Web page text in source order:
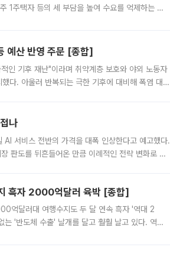
1주택자 등의 세 부담을 높여 수요를 억제하는 카
예산 반영 주문 [종합]
인 기후 재난"이라며 취약계층 보호와 야외 노동자
다. 아울러 반복되는 극한 기후에 대비해 폭염 대응
나
서비스 전반의 가격을 대폭 인상한다고 예고했다.
판도를 뒤흔들어온 만큼 이례적인 전략 변화로 평
흑자 2000억달러 육박 [종합]
억달러대 여행수지도 두 달 연속 흑자 '역대 2
'반도체 수출' 날개를 달고 훨훨 날고 있다. 역대